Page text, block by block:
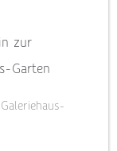
zur
Garten